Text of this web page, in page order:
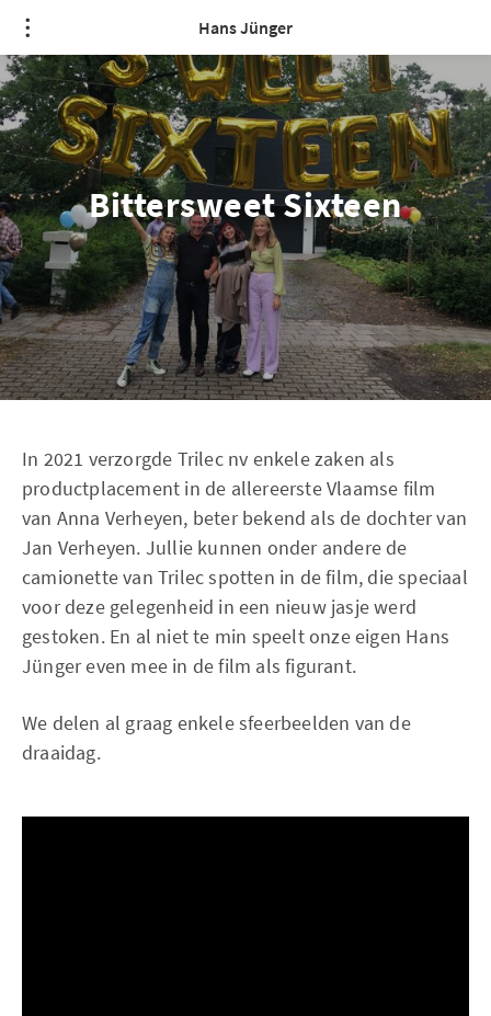
Hans Jünger
Bittersweet Sixteen
In 2021 verzorgde Trilec nv enkele zaken als
productplacement in de allereerste Vlaamse film
van Anna Verheyen, beter bekend als de dochter van
Jan Verheyen. Jullie kunnen onder andere de
camionette van Trilec spotten in de film, die speciaal
voor deze gelegenheid in een nieuw jasje werd
gestoken. En al niet te min speelt onze eigen Hans
Jünger even mee in de film als figurant.
We delen al graag enkele sfeerbeelden van de
draaidag.